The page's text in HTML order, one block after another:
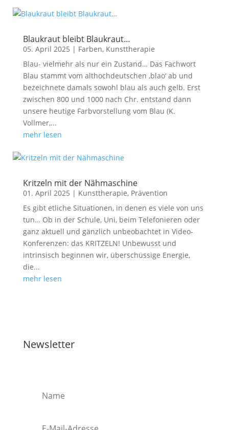
Blaukraut bleibt Blaukraut…
05. April 2025 | Farben, Kunsttherapie
Blau- vielmehr als nur ein Zustand… Das Fachwort
Blau stammt vom althochdeutschen ‚blao‘ ab und
bezeichnete damals sowohl blau als auch gelb. Erst
zwischen 800 und 1000 nach Chr. entstand dann
unsere heutige Farbvorstellung vom Blau (K.
Vollmer,...
mehr lesen
Kritzeln mit der Nähmaschine
01. April 2025 | Kunsttherapie, Prävention
Es gibt etliche Situationen, in denen es viele von uns
tun… Ob in der Schule, Uni, beim Telefonieren oder
ganz aktuell und gänzlich unbeobachtet in Video-
Konferenzen: das KRITZELN! Unbewusst und
intrinsisch beginnen wir, überschüssige Energie,
die...
mehr lesen
Newsletter